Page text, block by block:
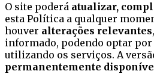
O site poderá atualizar,
esta Política a qualquer
houver alterações relevantes
informado, podendo optar
utilizando os serviços. A
permanentemente